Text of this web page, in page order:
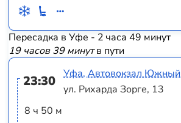
Пересадка в Уфе - 2 часа 49 минут
19 часов 39 минутв пути
23:30
8 ч 50 м
Уфа, Автовокзал Южный
ул. Рихарда Зорге, 13